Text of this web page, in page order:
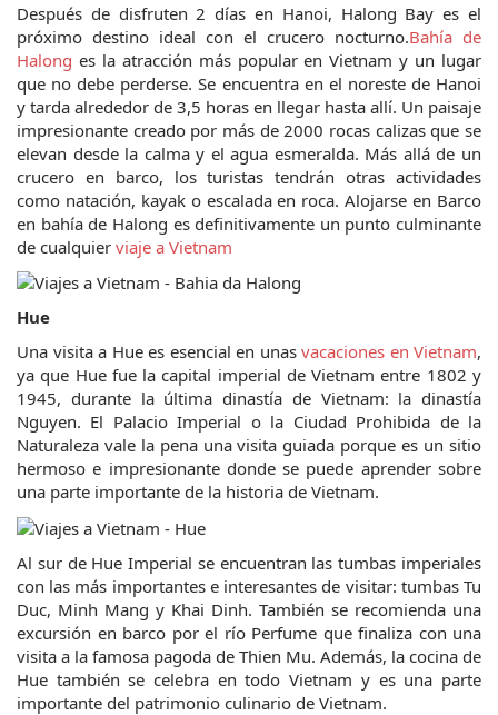
Después de disfruten 2 días en Hanoi, Halong Bay es el
próximo destino ideal con el crucero nocturno.Bahía de
Halong es la atracción más popular en Vietnam y un lugar
que no debe perderse. Se encuentra en el noreste de Hanoi
y tarda alrededor de 3,5 horas en llegar hasta allí. Un paisaje
impresionante creado por más de 2000 rocas calizas que se
elevan desde la calma y el agua esmeralda. Más allá de un
crucero en barco, los turistas tendrán otras actividades
como natación, kayak o escalada en roca. Alojarse en Barco
en bahía de Halong es definitivamente un punto culminante
de cualquier viaje a Vietnam
Hue
Una visita a Hue es esencial en unas vacaciones en Vietnam,
ya que Hue fue la capital imperial de Vietnam entre 1802 y
1945, durante la última dinastía de Vietnam: la dinastía
Nguyen. El Palacio Imperial o la Ciudad Prohibida de la
Naturaleza vale la pena una visita guiada porque es un sitio
hermoso e impresionante donde se puede aprender sobre
una parte importante de la historia de Vietnam.
Al sur de Hue Imperial se encuentran las tumbas imperiales
con las más importantes e interesantes de visitar: tumbas Tu
Duc, Minh Mang y Khai Dinh. También se recomienda una
excursión en barco por el río Perfume que finaliza con una
visita a la famosa pagoda de Thien Mu. Además, la cocina de
Hue también se celebra en todo Vietnam y es una parte
importante del patrimonio culinario de Vietnam.